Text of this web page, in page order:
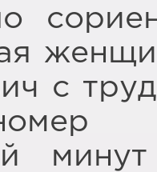
с